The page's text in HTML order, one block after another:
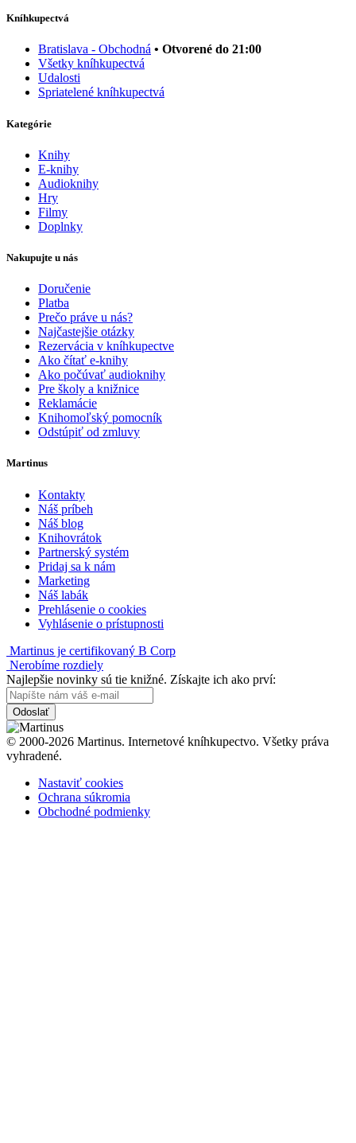
Kníhkupectvá
Bratislava - Obchodná • Otvorené do 21:00
Všetky kníhkupectvá
Udalosti
Spriatelené kníhkupectvá
Kategórie
Knihy
E-knihy
Audioknihy
Hry
Filmy
Doplnky
Nakupujte u nás
Doručenie
Platba
Prečo práve u nás?
Najčastejšie otázky
Rezervácia v kníhkupectve
Ako čítať e-knihy
Ako počúvať audioknihy
Pre školy a knižnice
Reklamácie
Knihomoľský pomocník
Odstúpiť od zmluvy
Martinus
Kontakty
Náš príbeh
Náš blog
Knihovrátok
Partnerský systém
Pridaj sa k nám
Marketing
Náš labák
Prehlásenie o cookies
Vyhlásenie o prístupnosti
Martinus je certifikovaný B Corp
Nerobíme rozdiely
Najlepšie novinky sú tie knižné. Získajte ich ako prví:
Odoslať
© 2000-2026 Martinus. Internetové kníhkupectvo. Všetky práva
vyhradené.
Nastaviť cookies
Ochrana súkromia
Obchodné podmienky